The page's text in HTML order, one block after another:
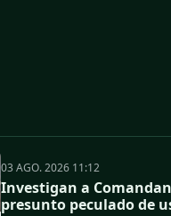
03 AGO. 2026 11:12
Investigan a
presunto peculado de